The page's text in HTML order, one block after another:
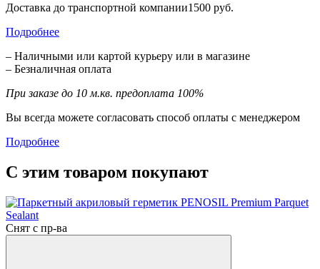
Доставка до транспортной компании1500 руб.
Подробнее
– Наличными или картой курьеру или в магазине
– Безналичная оплата
При заказе до 10 м.кв. предоплата 100%
Вы всегда можете согласовать способ оплаты с менеджером
Подробнее
С этим товаром покупают
Снят с пр-ва